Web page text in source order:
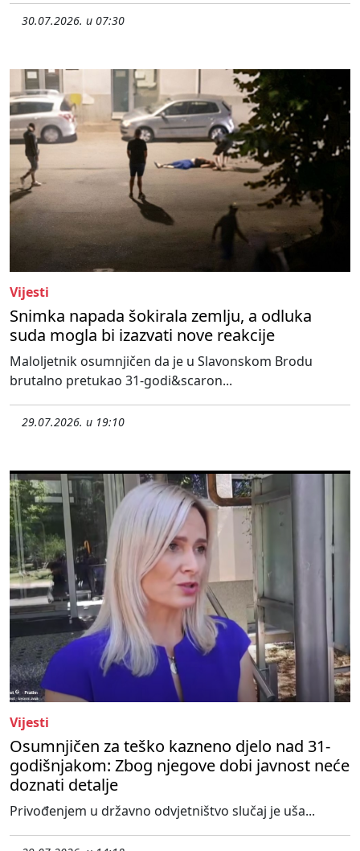
30.07.2026. u 07:30
Vijesti
Snimka napada šokirala zemlju, a odluka
suda mogla bi izazvati nove reakcije
Maloljetnik osumnjičen da je u Slavonskom Brodu
brutalno pretukao 31-godi&scaron...
29.07.2026. u 19:10
Vijesti
Osumnjičen za teško kazneno djelo nad 31-
godišnjakom: Zbog njegove dobi javnost neće
doznati detalje
Privođenjem u državno odvjetništvo slučaj je uša...